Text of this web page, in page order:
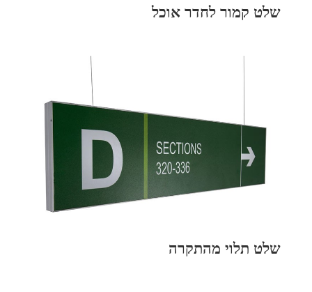
שלט קמור לחדר אוכל
שלט תלוי מהתקרה